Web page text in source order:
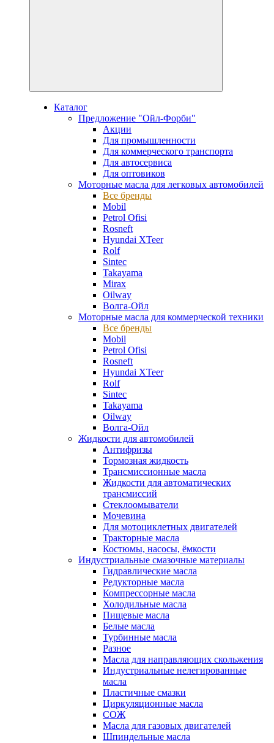
Каталог
Предложение "Ойл-Форби"
Акции
Для промышленности
Для коммерческого транспорта
Для автосервиса
Для оптовиков
Моторные масла для легковых автомобилей
Все бренды
Mobil
Petrol Ofisi
Rosneft
Hyundai XTeer
Rolf
Sintec
Takayama
Mirax
Oilway
Волга-Ойл
Моторные масла для коммерческой техники
Все бренды
Mobil
Petrol Ofisi
Rosneft
Hyundai XTeer
Rolf
Sintec
Takayama
Oilway
Волга-Ойл
Жидкости для автомобилей
Антифризы
Тормозная жидкость
Трансмиссионные масла
Жидкости для автоматических
трансмиссий
Стеклоомыватели
Мочевина
Для мотоциклетных двигателей
Тракторные масла
Костюмы, насосы, ёмкости
Индустриальные смазочные материалы
Гидравлические масла
Редукторные масла
Компрессорные масла
Холодильные масла
Пищевые масла
Белые масла
Турбинные масла
Разное
Масла для направляющих скольжения
Индустриальные нелегированные
масла
Пластичные смазки
Циркуляционные масла
СОЖ
Масла для газовых двигателей
Шпиндельные масла